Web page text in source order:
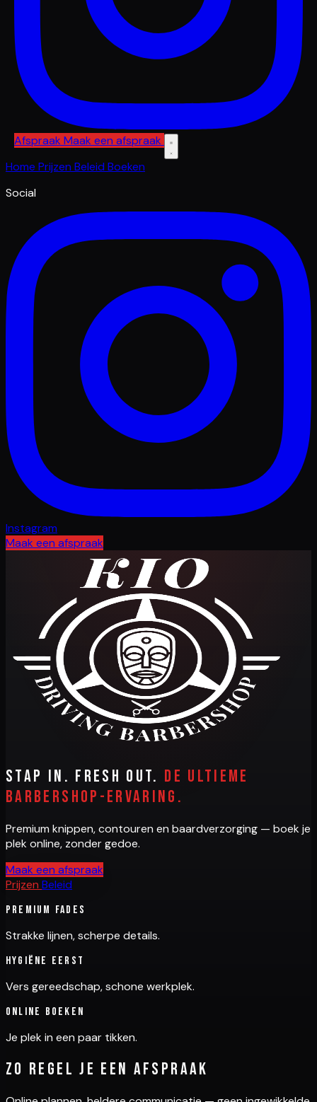
Afspraak Maak een afspraak
Home Prijzen Beleid Boeken
Social
Instagram
Maak een afspraak
Stap in. Fresh out. De ultieme
barbershop-ervaring.
Premium knippen, contouren en baardverzorging — boek je
plek online, zonder gedoe.
Maak een afspraak
Prijzen Beleid
Premium fades
Strakke lijnen, scherpe details.
Hygiëne eerst
Vers gereedschap, schone werkplek.
Online boeken
Je plek in een paar tikken.
Zo regel je een afspraak